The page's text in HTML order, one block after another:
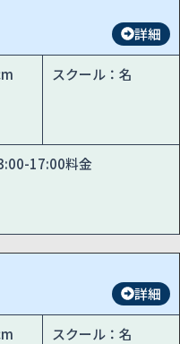
詳細
スクール：名
17:00料金
詳細
スクール：名